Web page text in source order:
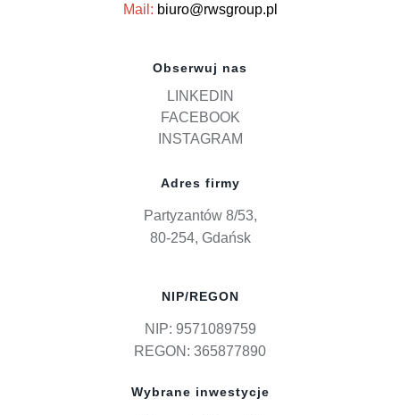
Mail: biuro@rwsgroup.pl
Obserwuj nas
LINKEDIN
FACEBOOK
INSTAGRAM
Adres firmy
Partyzantów 8/53,
80-254, Gdańsk
NIP/REGON
NIP: 9571089759
REGON: 365877890
Wybrane inwestycje